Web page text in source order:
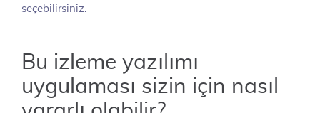
seçebilirsiniz.
Bu izleme yazılımı
uygulaması sizin için nasıl